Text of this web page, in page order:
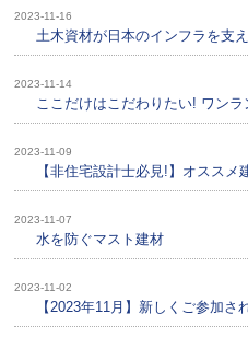
2023-11-16
土木資材が日本のインフラを支
2023-11-14
ここだけはこだわりたい! ワン
2023-11-09
【非住宅設計士必見!】オススメ
2023-11-07
水を防ぐマスト建材
2023-11-02
【2023年11月】新しくご参加